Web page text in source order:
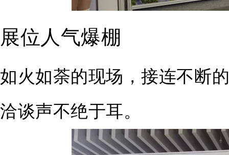
展位人气爆棚
如火如荼的现场，接连不断
洽谈声不绝于耳。